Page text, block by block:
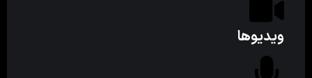
ویدیوها